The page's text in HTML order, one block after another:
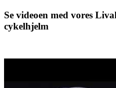
Se videoen med vores
cykelhjelm